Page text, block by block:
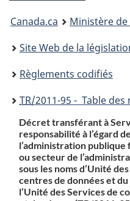
You
are
here:
Canada.ca
Ministère de
Site Web de la
Règlements codifiés
TR/2011-95 - Table des
Décret transférant à
responsabilité à l’égard
l’administration
ou secteur de
sous les noms d’Unité
centres de données et
l’Unité des Services de